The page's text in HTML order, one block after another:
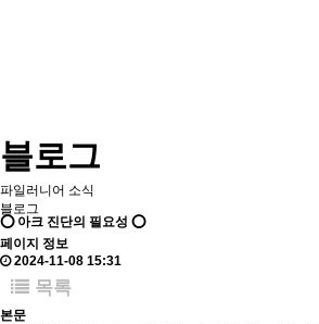
블로그
파일러니어 소식
블로그
⭕ 아크 진단의 필요성 ⭕
페이지 정보
2024-11-08 15:31
목록
본문